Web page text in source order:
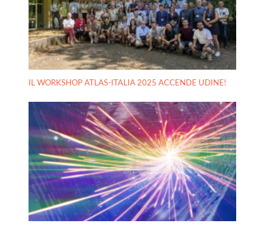
IL WORKSHOP ATLAS-ITALIA 2025 ACCENDE UDINE!